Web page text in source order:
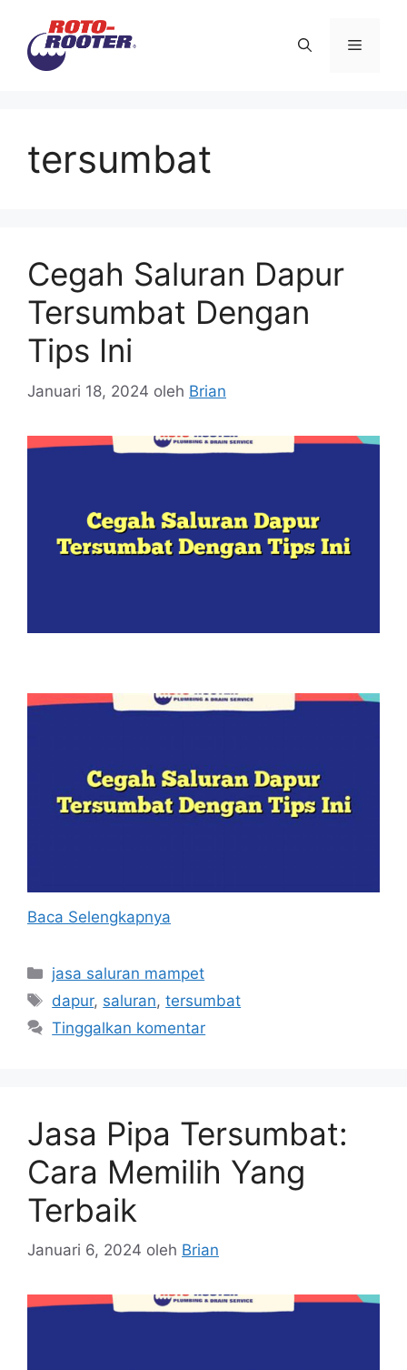
Menu
tersumbat
Cegah Saluran Dapur
Tersumbat Dengan
Tips Ini
Januari 18, 2024 oleh Brian
Baca Selengkapnya
Kategori
jasa saluran mampet
Tag
dapur, saluran,tersumbat
Tinggalkan komentar
Jasa Pipa Tersumbat:
Cara Memilih Yang
Terbaik
Januari 6, 2024 oleh Brian